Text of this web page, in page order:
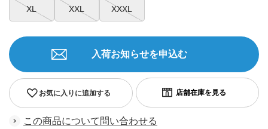
XL XXL XXXL
お気に入りに追加する
入荷お知らせを申込む
この商品について問い合わせる